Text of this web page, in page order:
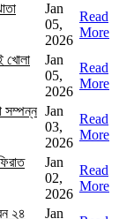
Jan
05,
2026
Read
More
খোলা
Jan
05,
2026
Read
More
সম্পন্ন Jan
03,
2026
Read
More
Jan
02,
2026
Read
More
২৪
Jan